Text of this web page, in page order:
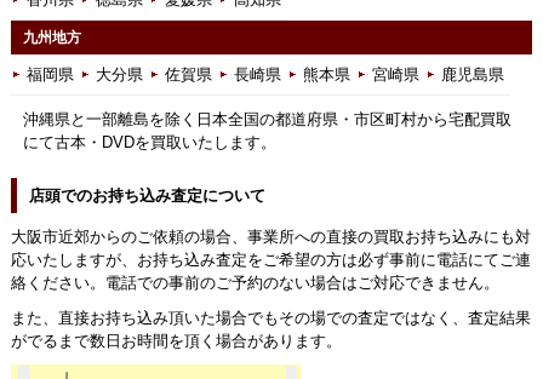
九州地方
福岡県 大分県 佐賀県 長崎県 熊本県 宮崎県 鹿児島県
沖縄県と一部離島を除く日本全国の都道府県・市区町村から宅配買取
にて古本・DVDを買取いたします。
店頭でのお持ち込み査定について
大阪市近郊からのご依頼の場合、事業所への直接の買取お持ち込みにも対
応いたしますが、お持ち込み査定をご希望の方は必ず事前に電話にてご連
絡ください。電話での事前のご予約のない場合はご対応できません。
また、直接お持ち込み頂いた場合でもその場での査定ではなく、査定結果
がでるまで数日お時間を頂く場合があります。